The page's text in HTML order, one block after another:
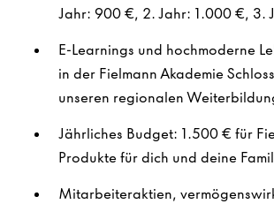
Jahr: 900 €, 2. Jahr: 1.000 €, 3.
E-Learnings und hochmoderne
in der Fielmann Akademie
unseren regionalen
Jährliches Budget: 1.500 € für
Produkte für dich und deine
Mitarbeiteraktien,